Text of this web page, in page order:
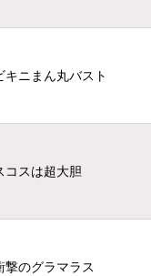
ニまん丸バスト
コスは超大胆
撃のグラマラス